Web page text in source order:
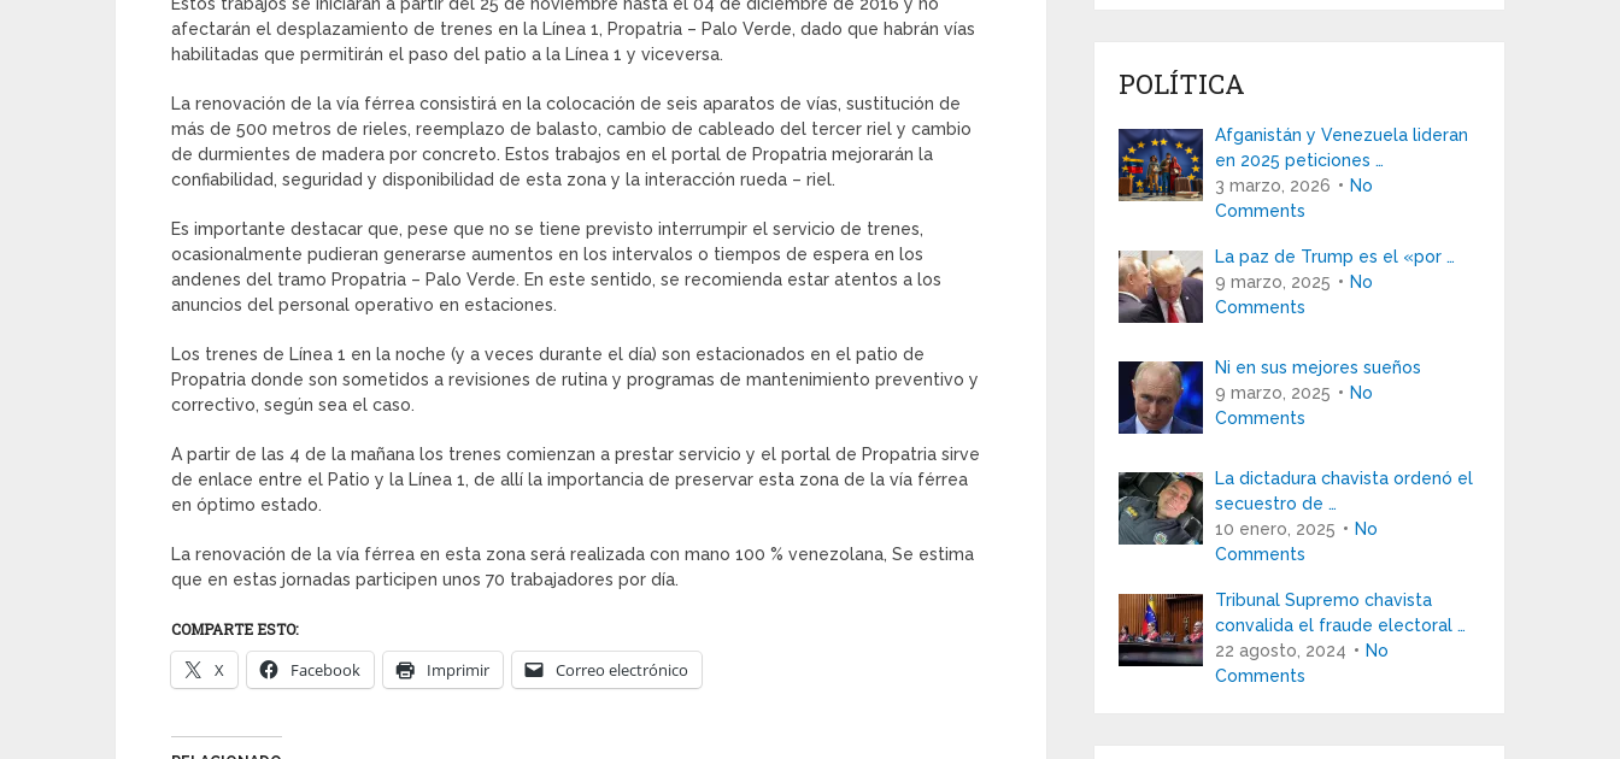
afectarán el desplazamiento de trenes en la Línea 1, Propatria – Palo Verde, dado que habrán vías
habilitadas que permitirán el paso del patio a la Línea 1 y viceversa.
La renovación de la vía férrea consistirá en la colocación de seis aparatos de vías, sustitución de
más de 500 metros de rieles, reemplazo de balasto, cambio de cableado del tercer riel y cambio
de durmientes de madera por concreto. Estos trabajos en el portal de Propatria mejorarán la
confiabilidad, seguridad y disponibilidad de esta zona y la interacción rueda – riel.
Es importante destacar que, pese que no se tiene previsto interrumpir el servicio de trenes,
ocasionalmente pudieran generarse aumentos en los intervalos o tiempos de espera en los
andenes del tramo Propatria – Palo Verde. En este sentido, se recomienda estar atentos a los
anuncios del personal operativo en estaciones.
Los trenes de Línea 1 en la noche (y a veces durante el día) son estacionados en el patio de
Propatria donde son sometidos a revisiones de rutina y programas de mantenimiento preventivo y
correctivo, según sea el caso.
A partir de las 4 de la mañana los trenes comienzan a prestar servicio y el portal de Propatria sirve
de enlace entre el Patio y la Línea 1, de allí la importancia de preservar esta zona de la vía férrea
en óptimo estado.
La renovación de la vía férrea en esta zona será realizada con mano 100 % venezolana, Se estima
que en estas jornadas participen unos 70 trabajadores por día.
COMPARTE ESTO:
X Facebook Imprimir Correo electrónico
POLÍTICA
Afganistán y Venezuela lideran
en 2025 peticiones …
3 marzo, 2026
No
Comments
La paz de Trump es el «por …
9 marzo, 2025
No
Comments
Ni en sus mejores sueños
9 marzo, 2025
No
Comments
La dictadura chavista ordenó el
secuestro de …
10 enero, 2025
No
Comments
Tribunal Supremo chavista
convalida el fraude electoral …
22 agosto, 2024
No
Comments